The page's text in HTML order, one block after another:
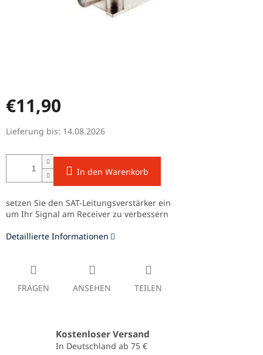
€11,90
Verkaufspreis:
Lieferung bis: 14.08.2026
In den Warenkorb
setzen Sie den SAT-Leitungsverstärker ein
um Ihr Signal am Receiver zu verbessern
Detaillierte Informationen
FRAGEN ANSEHEN TEILEN
Kostenloser Versand
In Deutschland ab 75 €